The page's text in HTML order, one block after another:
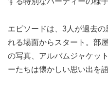
エピソードは、3人が過去
れる場面からスタート。部
の写真、アルバムジャケッ
ーたちは懐かしい思い出を